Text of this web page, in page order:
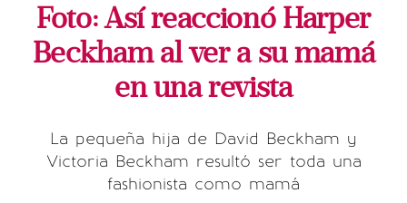
Foto: Así reaccionó Harper
Beckham al ver a su mamá
en una revista
La pequeña hija de David Beckham y
Victoria Beckham resultó ser toda una
fashionista como mamá